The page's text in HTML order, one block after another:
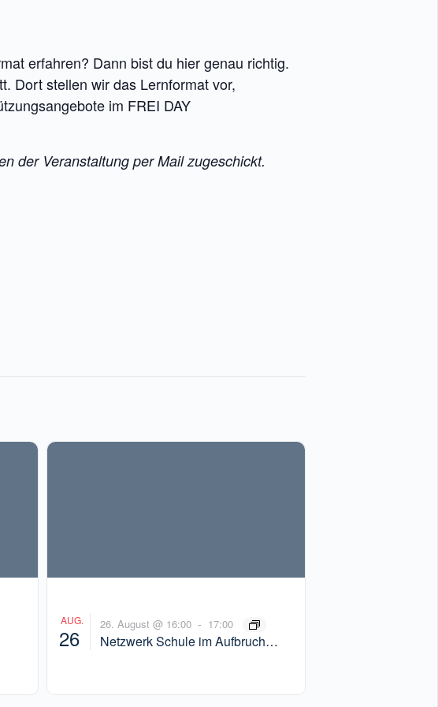
erfahren? Dann bist du hier genau richtig.
Dort stellen wir das Lernformat vor,
im FREI DAY
der Veranstaltung per Mail zugeschickt.
AUG.
26
26. August @ 16:00 - 17:00
Netzwerk Schule im Aufbruch